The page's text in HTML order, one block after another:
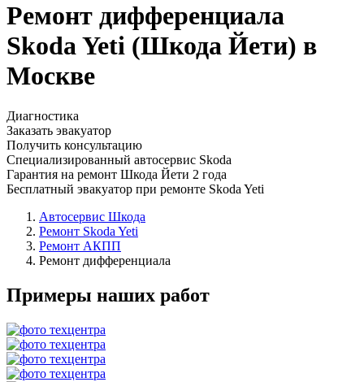
Ремонт дифференциала
Skoda Yeti (Шкода Йети) в
Москве
Диагностика
Заказать эвакуатор
Получить консультацию
Специализированный автосервис Skoda
Гарантия на ремонт Шкода Йети 2 года
Бесплатный эвакуатор при ремонте Skoda Yeti
Автосервис Шкода
Ремонт Skoda Yeti
Ремонт АКПП
Ремонт дифференциала
Примеры наших работ